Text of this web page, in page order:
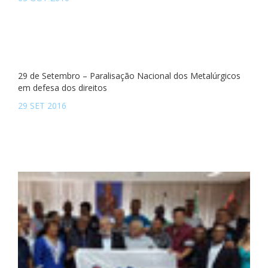
29 de Setembro – Paralisação Nacional dos Metalúrgicos
em defesa dos direitos
29 SET 2016